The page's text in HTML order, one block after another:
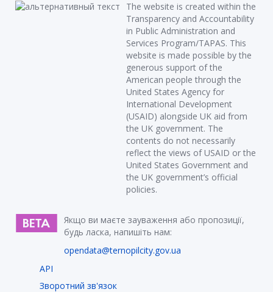
The website is created within the
Transparency and Accountability
in Public Administration and
Services Program/TAPAS. This
website is made possible by the
generous support of the
American people through the
United States Agency for
International Development
(USAID) alongside UK aid from
the UK government. The
contents do not necessarily
reflect the views of USAID or the
United States Government and
the UK government’s official
policies.
Якщо ви маєте зауваження або пропозиції,
будь ласка, напишіть нам:
opendata@ternopilcity.gov.ua
API
Зворотний зв'язок